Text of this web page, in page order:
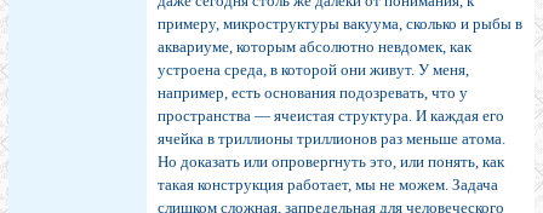
примеру, микроструктуры вакуума, сколько и рыбы в
аквариуме, которым абсолютно невдомек, как
устроена среда, в которой они живут. У меня,
например, есть основания подозревать, что у
пространства — ячеистая структура. И каждая его
ячейка в триллионы триллионов раз меньше атома.
Но доказать или опровергнуть это, или понять, как
такая конструкция работает, мы не можем. Задача
слишком сложная, запредельная для человеческого